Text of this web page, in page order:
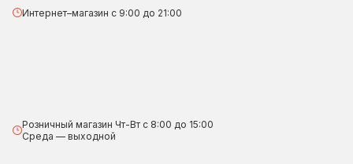
Интернет–магазин с 9:00 до 21:00
Розничный магазин Чт-Вт с 8:00 до 15:00
Среда — выходной